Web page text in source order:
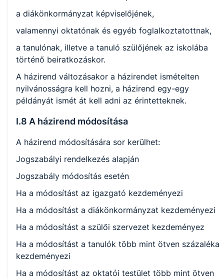
a diákönkormányzat képviselőjének,
valamennyi oktatónak és egyéb foglalkoztatottnak,
a tanulónak, illetve a tanuló szülőjének az iskolába
történő beiratkozáskor.
A házirend változásakor a házirendet ismételten
nyilvánosságra kell hozni, a házirend egy-egy
példányát ismét át kell adni az érintetteknek.
I.8 A házirend módosítása
A házirend módosítására sor kerülhet:
Jogszabályi rendelkezés alapján
Jogszabály módosítás esetén
Ha a módosítást az igazgató kezdeményezi
Ha a módosítást a diákönkormányzat kezdeményezi
Ha a módosítást a szülői szervezet kezdeményez
Ha a módosítást a tanulók több mint ötven százaléka
kezdeményezi
Ha a módosítást az oktatói testület több mint ötven